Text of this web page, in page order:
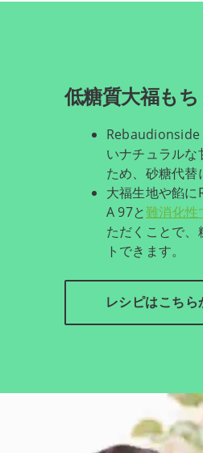
低糖質大福もち
Rebaudionside
いナチュラルな
ため、砂糖代替
大福生地や餡
A 97と難消化性
ただくことで、
トできます。
レシピはこちら